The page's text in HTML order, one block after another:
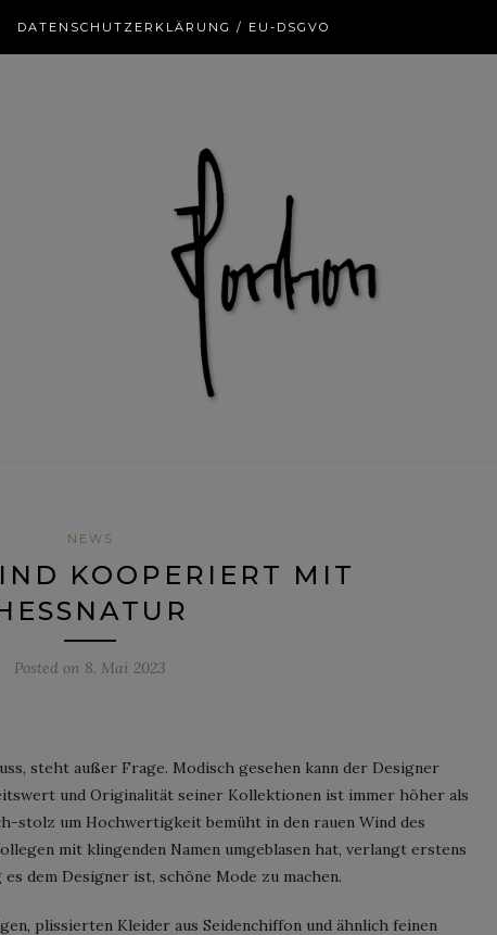
DATENSCHUTZERKLÄRUNG / EU-DSGVO
NEWS
KOOPERIERT MIT
Posted on 8. Mai 2023
steht außer Frage. Modisch gesehen kann der Designer
und Originalität seiner Kollektionen ist immer höher als
stolz um Hochwertigkeit bemüht in den rauen Wind des
mit klingenden Namen umgeblasen hat, verlangt erstens
dem Designer ist, schöne Mode zu machen.
plissierten Kleider aus Seidenchiffon und ähnlich feinen